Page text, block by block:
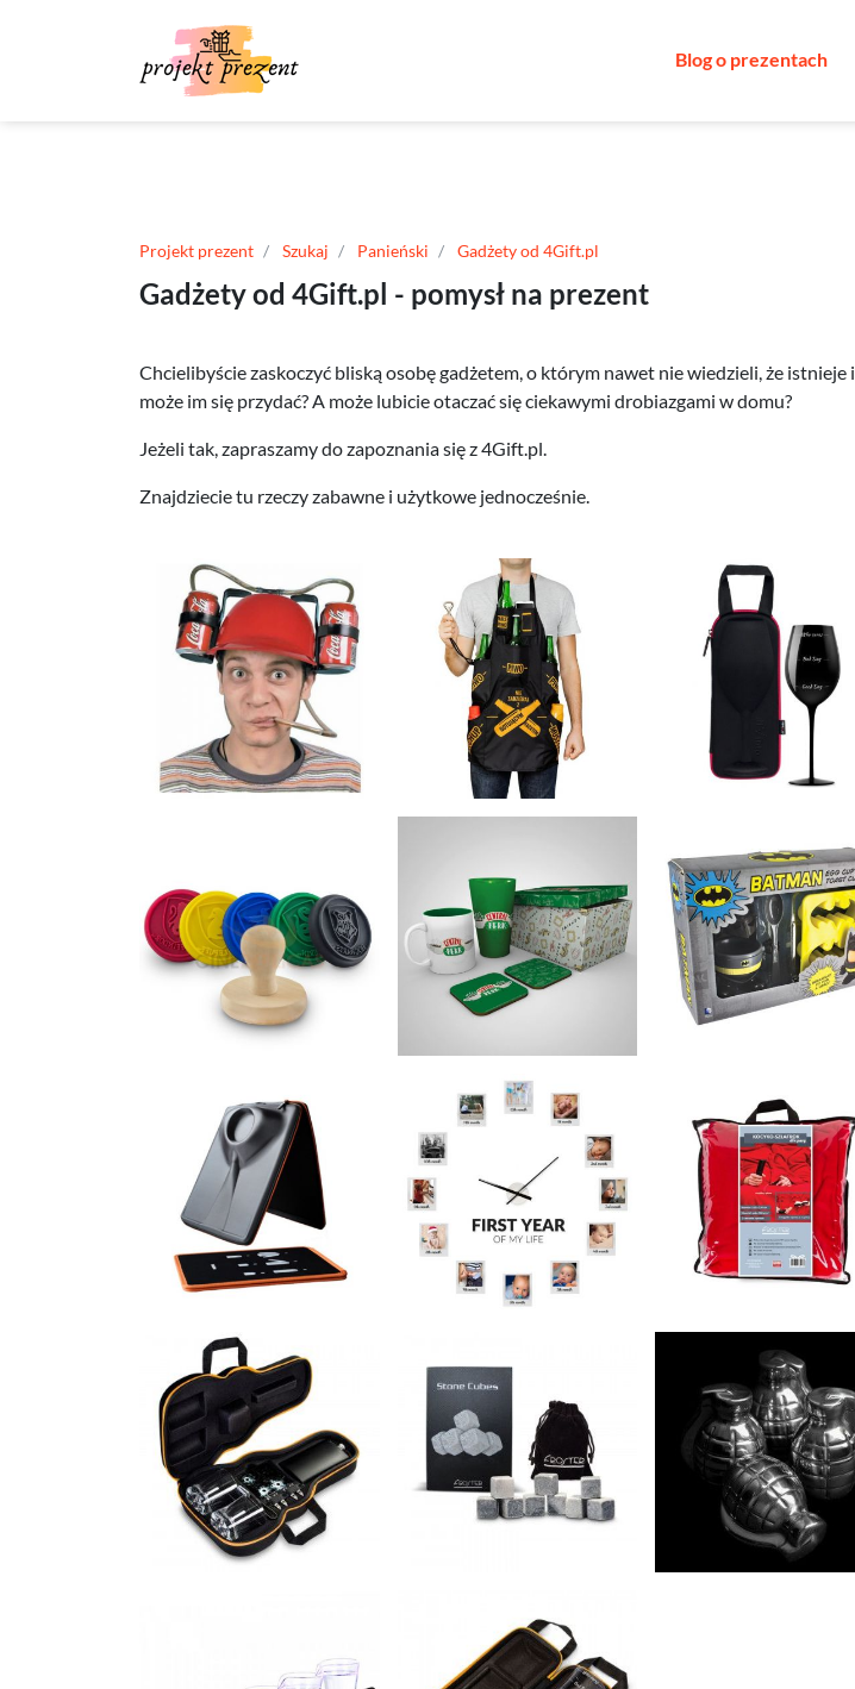
Blog o prezentach
Projekt prezent Szukaj Panieński Gadżety od 4Gift.pl
Gadżety od 4Gift.pl - pomysł na prezent
Chcielibyście zaskoczyć bliską osobę gadżetem, o którym nawet nie wiedzieli, że istnieje i
może im się przydać? A może lubicie otaczać się ciekawymi drobiazgami w domu?
Jeżeli tak, zapraszamy do zapoznania się z 4Gift.pl.
Znajdziecie tu rzeczy zabawne i użytkowe jednocześnie.